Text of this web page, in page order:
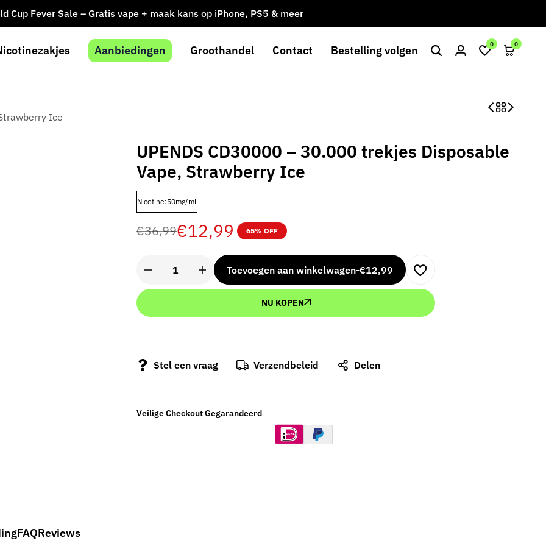
Cup Fever Sale – Gratis vape + maak kans op iPhone, PS5 & meer
Aanbiedingen Groothandel Contact Bestelling volgen 0 0
Ice
UPENDS CD30000 – 30.000 trekjes Disposable
Vape, Strawberry Ice
Nicotine:50mg/ml
€36,99€12,99 65% OFF
Toevoegen aan winkelwagen-€12,99
NU KOPEN
Stel een vraag Verzendbeleid Delen
Veilige Checkout Gegarandeerd
FAQReviews